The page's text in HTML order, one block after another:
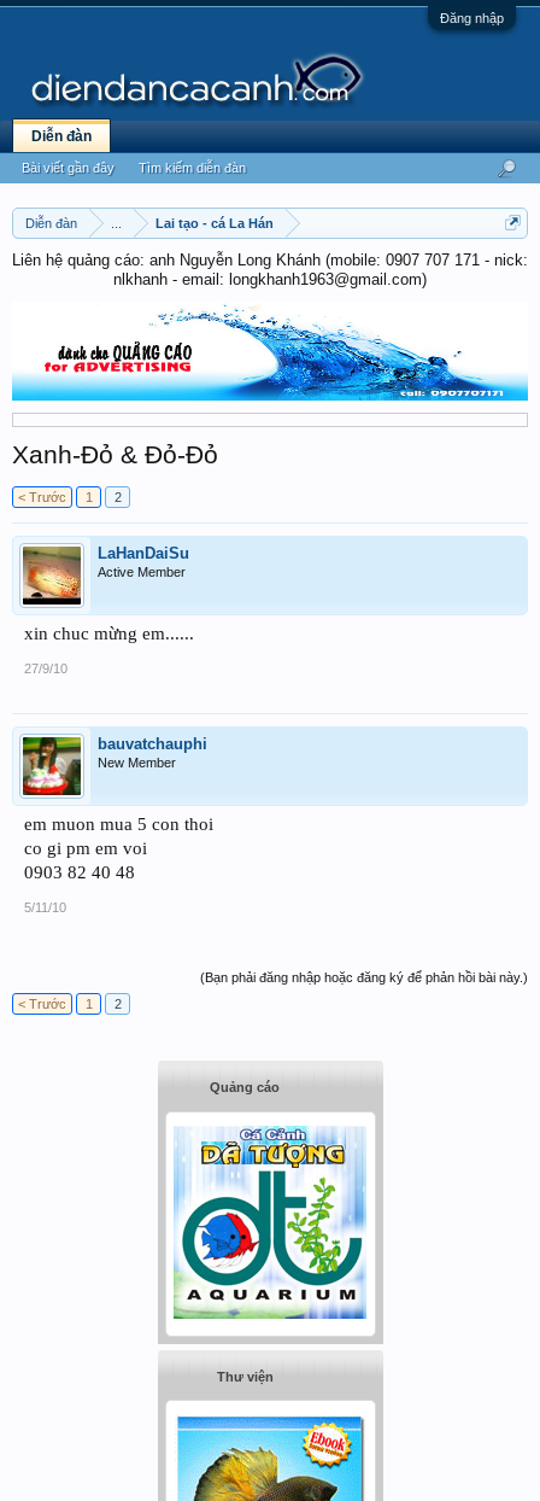
Đăng nhập
Diễn đàn Lai tạo - cá La Hán
Liên hệ quảng cáo: anh Nguyễn Long Khánh (mobile: 0907 707 171 - nick:
nlkhanh - email: longkhanh1963@gmail.com)
Xanh-Đỏ & Đỏ-Đỏ
< Trước 1 2
LaHanDaiSu
Active Member
xin chuc mừng em......
27/9/10
bauvatchauphi
New Member
em muon mua 5 con thoi
co gi pm em voi
0903 82 40 48
5/11/10
(Bạn phải đăng nhập hoặc đăng ký để phản hồi bài này.)
< Trước
1 2
Quảng cáo
Thư viện
Diễn đàn
Bài viết gần đây Tìm kiếm diễn đàn